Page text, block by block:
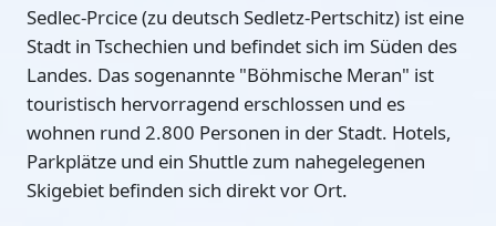
Sedlec-Prcice (zu deutsch Sedletz-Pertschitz) ist eine
Stadt in Tschechien und befindet sich im Süden des
Landes. Das sogenannte "Böhmische Meran" ist
touristisch hervorragend erschlossen und es
wohnen rund 2.800 Personen in der Stadt. Hotels,
Parkplätze und ein Shuttle zum nahegelegenen
Skigebiet befinden sich direkt vor Ort.